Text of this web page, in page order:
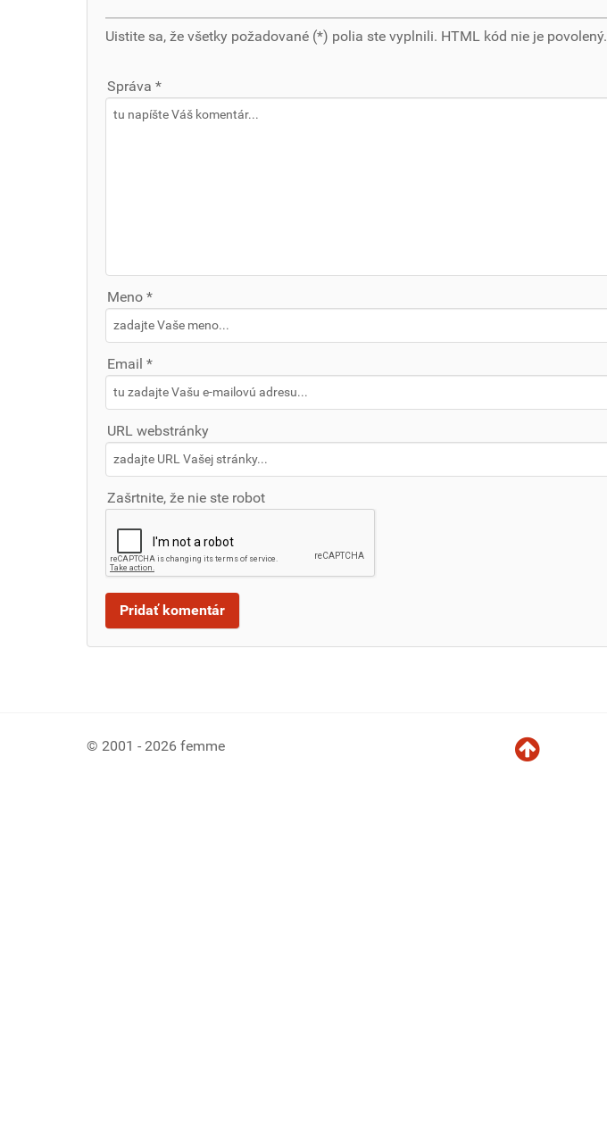
Uistite sa, že všetky požadované (*) polia ste vyplnili. HTML kód nie je povolený.
Správa *
Meno *
Email *
URL webstránky
Zašrtnite, že nie ste robot
© 2001 - 2026 femme